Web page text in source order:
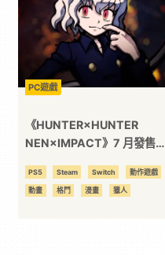
手機遊戲 格鬥 漫威 獨立遊戲
網易 開放世界 魔物獵人
PC遊戲
《HUNTER×HUNTER
NEN×IMPACT》7 月發售！
大平台！
PS5 Steam Switch 動作遊戲
動畫 格鬥 漫畫 獵人